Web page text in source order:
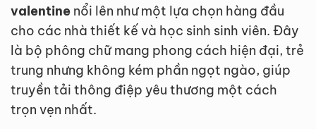
valentine nổi lên như một lựa chọn hàng đầu
cho các nhà thiết kế và học sinh sinh viên. Đây
là bộ phông chữ mang phong cách hiện đại, trẻ
trung nhưng không kém phần ngọt ngào, giúp
truyền tải thông điệp yêu thương một cách
trọn vẹn nhất.